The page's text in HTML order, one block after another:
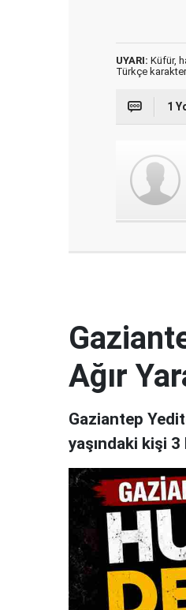
UYARI: Küfür,
Türkçe
1
Ağır
Gaziantep
yaşındaki kişi